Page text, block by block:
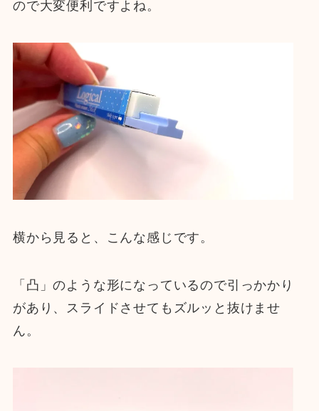
ので大変便利ですよね。
横から見ると、こんな感じです。
「凸」のような形になっているので引っかかり
があり、スライドさせてもズルッと抜けませ
ん。